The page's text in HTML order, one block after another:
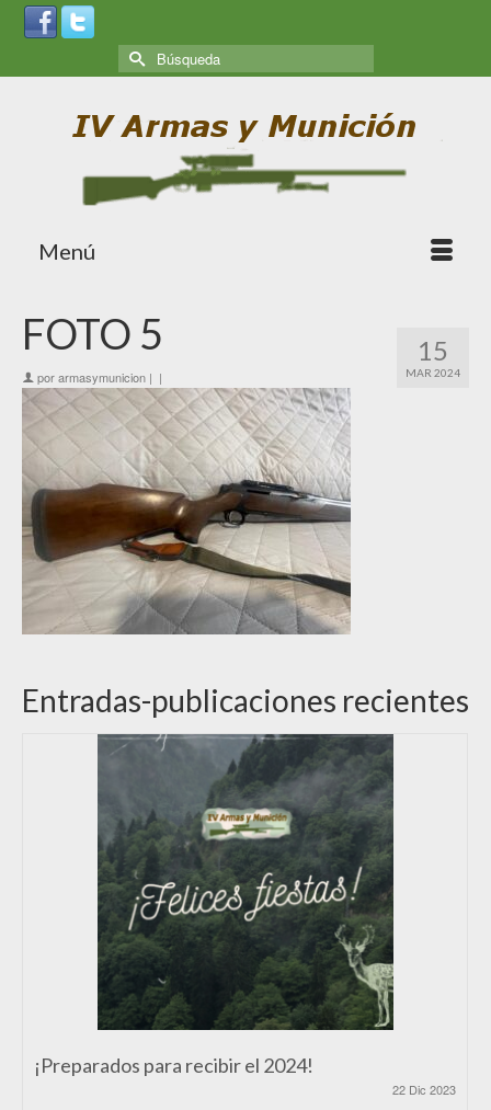
Menú
15
MAR 2024
FOTO 5
porarmasymunicion | |
Entradas-publicaciones recientes
¡Preparados para recibir el 2024!
22 Dic 2023